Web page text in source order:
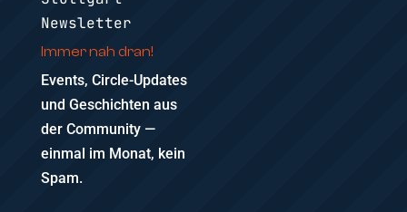
Newsletter
Immer nah dran!
Events, Circle-Updates
und Geschichten aus
der Community —
einmal im Monat, kein
Spam.